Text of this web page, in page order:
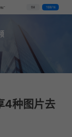
推广 登录 下载客户端
4种图片去